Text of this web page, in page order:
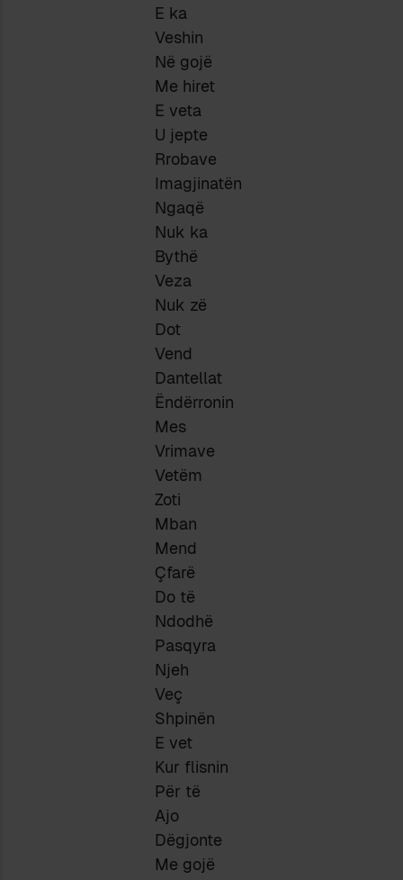
E ka
Veshin
Në gojë
Me hiret
E veta
U jepte
Rrobave
Imagjinatën
Ngaqë
Nuk ka
Bythë
Veza
Nuk zë
Dot
Vend
Dantellat
Ëndërronin
Mes
Vrimave
Vetëm
Zoti
Mban
Mend
Çfarë
Do të
Ndodhë
Pasqyra
Njeh
Veç
Shpinën
E vet
Kur flisnin
Për të
Ajo
Dëgjonte
Me gojë